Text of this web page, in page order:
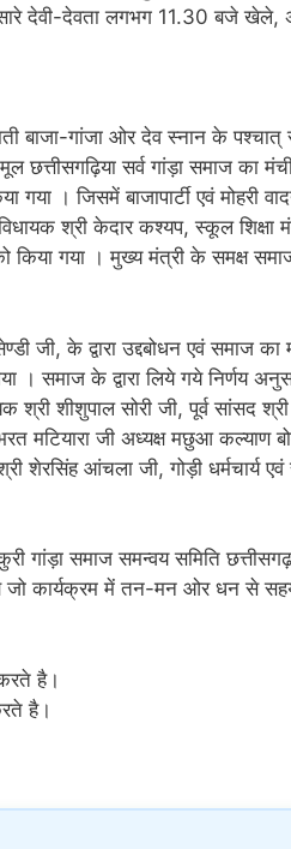
देवी-देवता लगभग 11.30 बजे खेले,
बाजा-गांजा ओर देव स्नान के पश्चात्
सर्व गांड़ा समाज का
गया । जिसमें बाजापार्टी एवं
श्री केदार कश्यप, स्कूल
गया । मुख्य मंत्री के समक्ष समाज
जी, के द्वारा उद्दबोधन एवं समाज
। समाज के द्वारा लिये गये निर्णय
श्री शीशुपाल सोरी जी, पूर्व सांसद
मटियारा जी अध्यक्ष मछुआ कल्याण
शेरसिंह आंचला जी, गोड़ी धर्मचार्य
समाज समन्वय समिति
जो कार्यक्रम में तन-मन ओर धन से
करते है।
है।